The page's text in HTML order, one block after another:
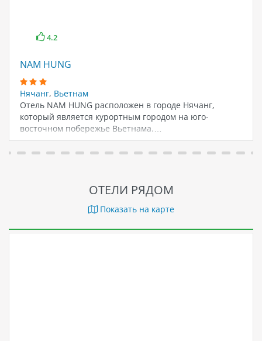
4.2
NAM HUNG
Нячанг, Вьетнам
Отель NAM HUNG расположен в городе Нячанг,
который является курортным городом на юго-
восточном побережье Вьетнама.…
ОТЕЛИ РЯДОМ
Показать на карте